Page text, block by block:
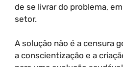
de se livrar do problema,
setor.
A solução não é a censura
a conscientização e a